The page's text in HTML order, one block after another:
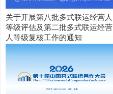
关于开展第八批多式联运经营人
等级评估及第二批多式联运经营
人等级复核工作的通知